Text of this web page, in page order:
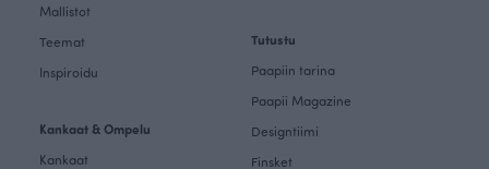
Mallistot
Teemat
Inspiroidu
Kankaat & Ompelu
Kankaat
Tutustu
Paapiin tarina
Paapii Magazine
Designtiimi
Finsket